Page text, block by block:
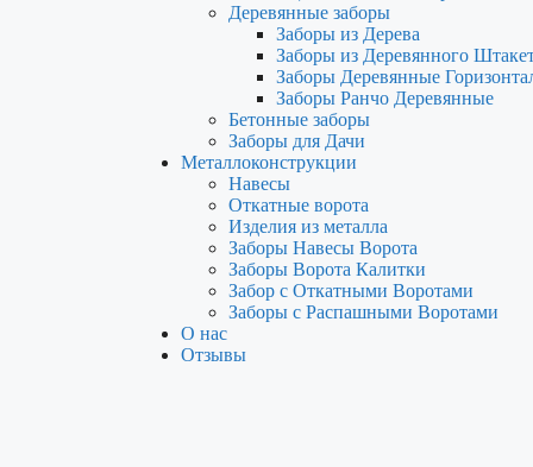
Деревянные заборы
Заборы из Дерева
Заборы из Деревянного
Заборы Деревянные
Заборы Ранчо Деревянные
Бетонные заборы
Заборы для Дачи
Металлоконструкции
Навесы
Откатные ворота
Изделия из металла
Заборы Навесы Ворота
Заборы Ворота Калитки
Забор с Откатными Воротами
Заборы с Распашными Воротами
О нас
Отзывы